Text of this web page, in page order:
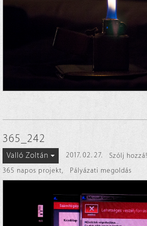
365_242
Valló Zoltán 2017. 02. 27.
Szólj hozzá!
365 napos projekt, Pályázati megoldás